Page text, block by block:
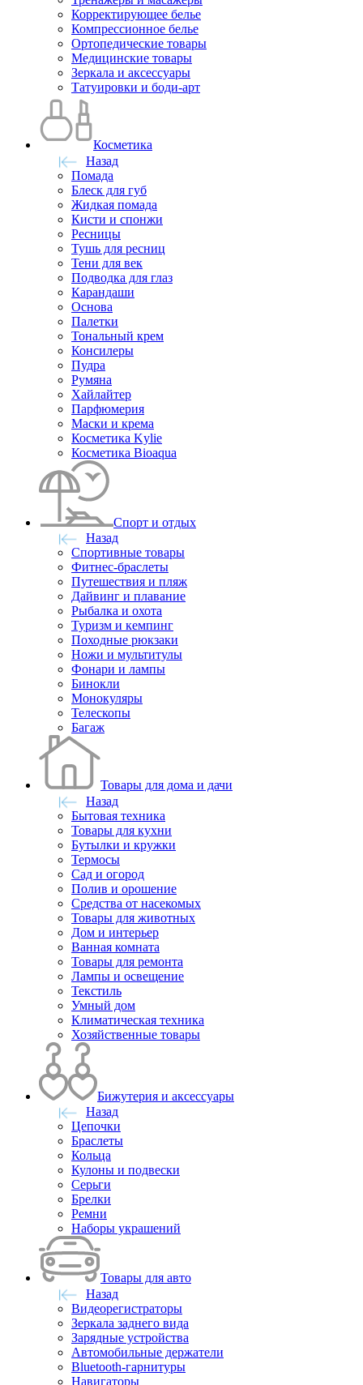
Корректирующее белье
Компрессионное белье
Ортопедические товары
Медицинские товары
Зеркала и аксессуары
Татуировки и боди-арт
Косметика
Назад
Помада
Блеск для губ
Жидкая помада
Кисти и спонжи
Ресницы
Тушь для ресниц
Тени для век
Подводка для глаз
Карандаши
Основа
Палетки
Тональный крем
Консилеры
Пудра
Румяна
Хайлайтер
Парфюмерия
Маски и крема
Косметика Kylie
Косметика Bioaqua
Спорт и отдых
Назад
Спортивные товары
Фитнес-браслеты
Путешествия и пляж
Дайвинг и плавание
Рыбалка и охота
Туризм и кемпинг
Походные рюкзаки
Ножи и мультитулы
Фонари и лампы
Бинокли
Монокуляры
Телескопы
Багаж
Товары для дома и дачи
Назад
Бытовая техника
Товары для кухни
Бутылки и кружки
Термосы
Сад и огород
Полив и орошение
Средства от насекомых
Товары для животных
Дом и интерьер
Ванная комната
Товары для ремонта
Лампы и освещение
Текстиль
Умный дом
Климатическая техника
Хозяйственные товары
Бижутерия и аксессуары
Назад
Цепочки
Браслеты
Кольца
Кулоны и подвески
Серьги
Брелки
Ремни
Наборы украшений
Товары для авто
Назад
Видеорегистраторы
Зеркала заднего вида
Зарядные устройства
Автомобильные держатели
Bluetooth-гарнитуры
Навигаторы